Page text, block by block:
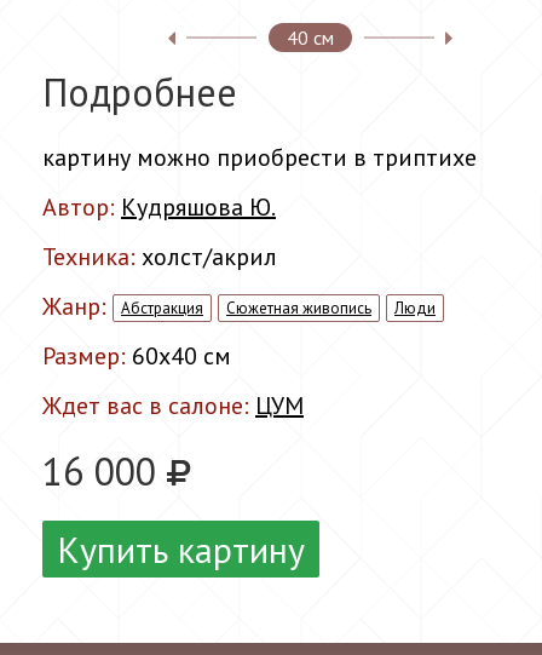
40 см
Подробнее
картину можно приобрести в триптихе
Автор: Кудряшова Ю.
Техника: холст/акрил
Жанр:
Абстракция Сюжетная живопись Люди
Размер: 60x40 см
Ждет вас в салоне: ЦУМ
16 000
Купить картину